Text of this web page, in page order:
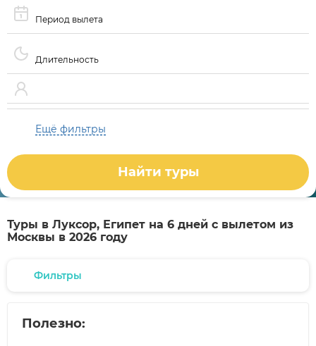
Период вылета
Длительность
Ещё фильтры
Найти туры
Туры в Луксор, Египет на 6 дней с вылетом из
Москвы в 2026 году
Фильтры
Полезно: